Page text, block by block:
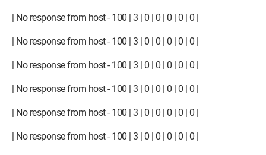
| No response from host - 100 | 3 | 0 | 0 | 0 | 0 | 0 |
| No response from host - 100 | 3 | 0 | 0 | 0 | 0 | 0 |
| No response from host - 100 | 3 | 0 | 0 | 0 | 0 | 0 |
| No response from host - 100 | 3 | 0 | 0 | 0 | 0 | 0 |
| No response from host - 100 | 3 | 0 | 0 | 0 | 0 | 0 |
| No response from host - 100 | 3 | 0 | 0 | 0 | 0 | 0 |